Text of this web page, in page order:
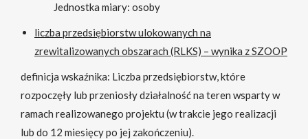
Jednostka miary: osoby
liczba przedsiębiorstw ulokowanych na
zrewitalizowanych obszarach (RLKS) – wynika z SZOOP
definicja wskaźnika: Liczba przedsiębiorstw, które
rozpoczęły lub przeniosły działalność na teren wsparty w
ramach realizowanego projektu (w trakcie jego realizacji
lub do 12 miesięcy po jej zakończeniu).